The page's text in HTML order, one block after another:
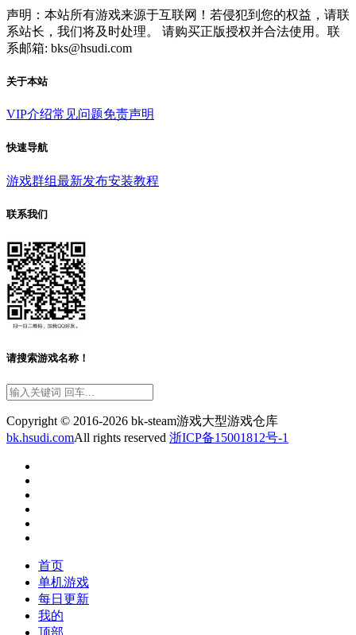
声明：本站所有游戏来源于互联网！若侵犯到您的权益，请联
系站长，我们将及时处理。 请购买正版授权并合法使用。联
系邮箱: bks@hsudi.com
关于本站
VIP介绍常见问题免责声明
快速导航
游戏群组最新发布安装教程
联系我们
请搜索游戏名称！
Copyright © 2016-2026 bk-steam游戏大型游戏仓库
bk.hsudi.comAll rights reserved 浙ICP备15001812号-1
首页
单机游戏
每日更新
我的
顶部